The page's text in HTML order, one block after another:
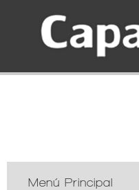
Menú Principal